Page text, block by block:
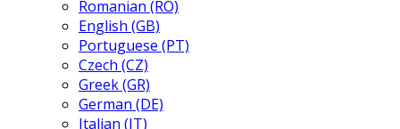
Romanian (RO)
English (GB)
Portuguese (PT)
Czech (CZ)
Greek (GR)
German (DE)
Italian (IT)